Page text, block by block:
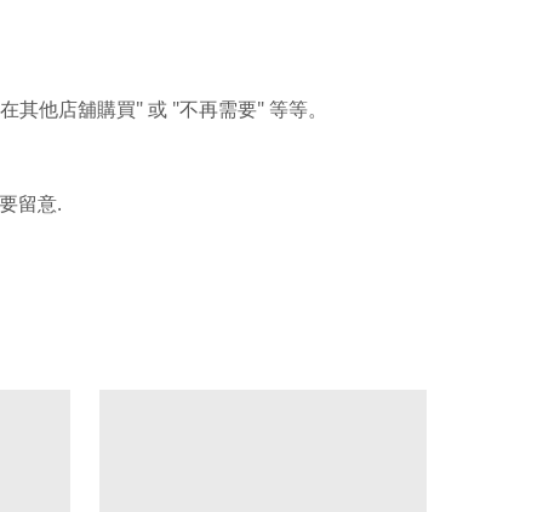
其他店舖購買" 或 "不再需要" 等等。
留意.